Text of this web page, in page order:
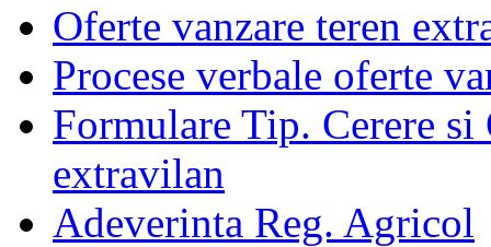
Oferte vanzare teren
Procese verbale oferte
Formulare Tip. Cerere si
extravilan
Adeverinta Reg. Agricol